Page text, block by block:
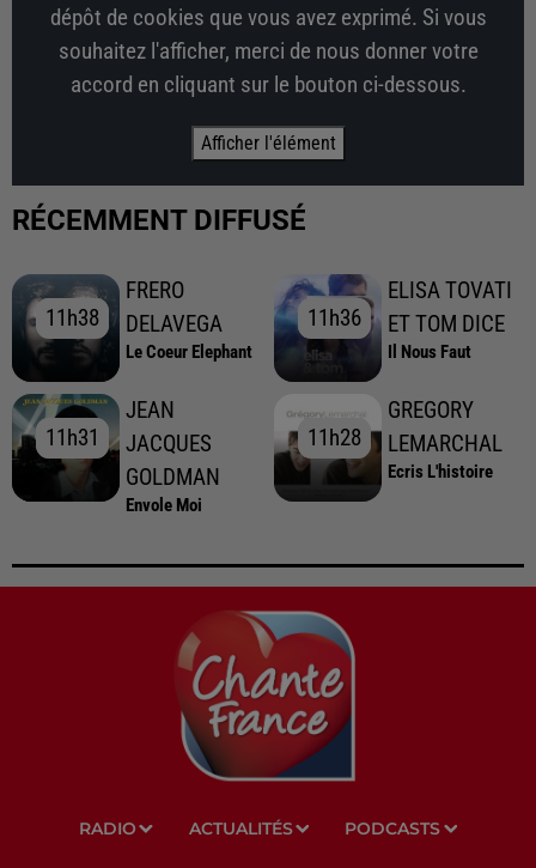
dépôt de cookies que vous avez exprimé. Si vous
souhaitez l'afficher, merci de nous donner votre
accord en cliquant sur le bouton ci-dessous.
Afficher l'élément
RÉCEMMENT DIFFUSÉ
11h38
11h38
FRERO
DELAVEGA
Le Coeur Elephant
11h36
11h36
ELISA TOVATI
ET TOM DICE
Il Nous Faut
11h31
11h31
JEAN
JACQUES
GOLDMAN
Envole Moi
11h28
11h28
GREGORY
LEMARCHAL
Ecris L'histoire
RADIO ACTUALITÉS PODCASTS